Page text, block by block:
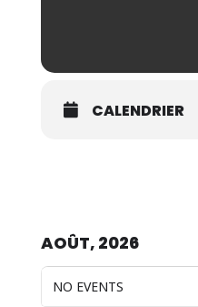
CALENDRIER
AOÛT, 2026
NO EVENTS